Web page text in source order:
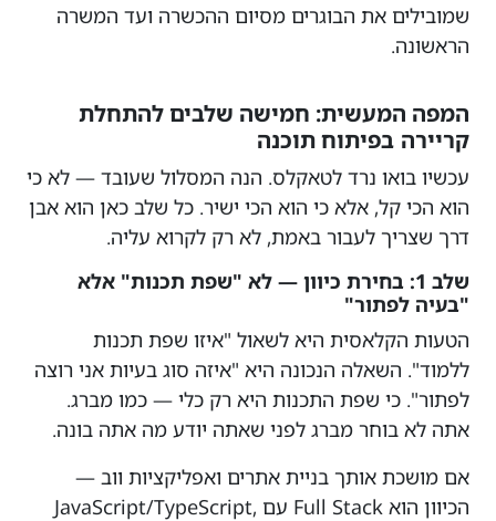
שמובילים את הבוגרים מסיום ההכשרה ועד המשרה
הראשונה.
המפה המעשית: חמישה שלבים להתחלת
קריירה בפיתוח תוכנה
עכשיו בואו נרד לטאקלס. הנה המסלול שעובד — לא כי
הוא הכי קל, אלא כי הוא הכי ישיר. כל שלב כאן הוא אבן
דרך שצריך לעבור באמת, לא רק לקרוא עליה.
שלב 1: בחירת כיוון — לא "שפת תכנות" אלא
"בעיה לפתור"
הטעות הקלאסית היא לשאול "איזו שפת תכנות
ללמוד". השאלה הנכונה היא "איזה סוג בעיות אני רוצה
לפתור". כי שפת התכנות היא רק כלי — כמו מברג.
אתה לא בוחר מברג לפני שאתה יודע מה אתה בונה.
אם מושכת אותך בניית אתרים ואפליקציות ווב —
הכיוון הוא Full Stack עם JavaScript/TypeScript,